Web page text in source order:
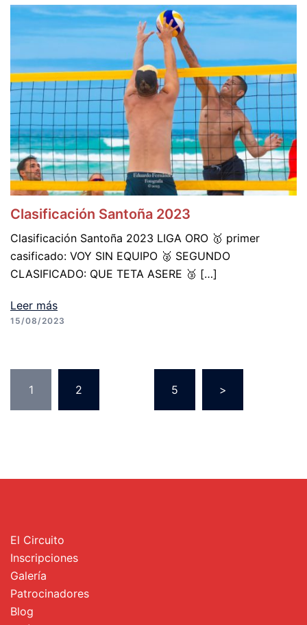
Clasificación Santoña 2023
Clasificación Santoña 2023 LIGA ORO 🥇 primer
casificado: VOY SIN EQUIPO 🥈 SEGUNDO
CLASIFICADO: QUE TETA ASERE 🥉 […]
Leer más
15/08/2023
entradas
1 2 5 >
El Circuito
Inscripciones
Galería
Patrocinadores
Blog